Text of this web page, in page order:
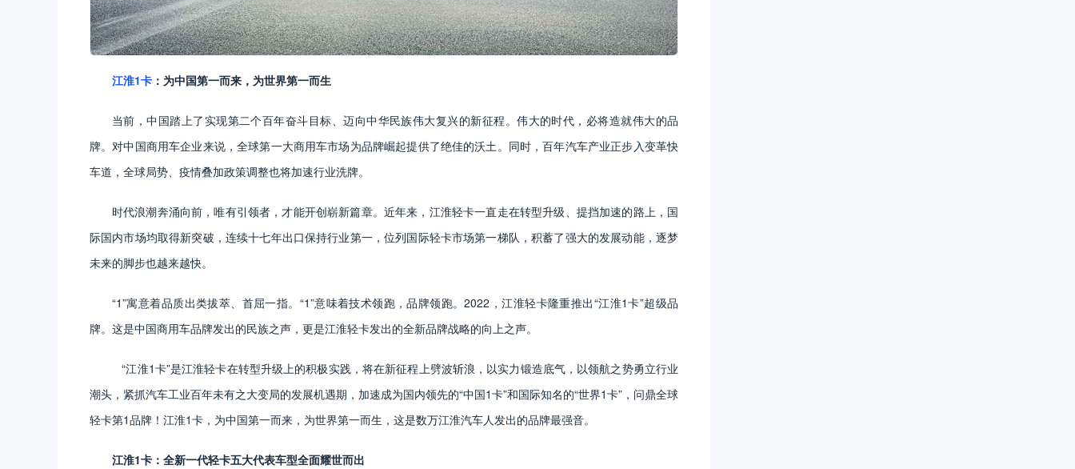
江淮1卡 ：为中国第一而来，为世界第一而生
当前，中国踏上了实现第二个百年奋斗目标、迈向中华民族伟大复兴的新征程。伟大的时代，必将造就伟大的品
牌。对中国商用车企业来说，全球第一大商用车市场为品牌崛起提供了绝佳的沃土。同时，百年汽车产业正步入变革快
车道，全球局势、疫情叠加政策调整也将加速行业洗牌。
时代浪潮奔涌向前，唯有引领者，才能开创崭新篇章。近年来，江淮轻卡一直走在转型升级、提挡加速的路上，国
际国内市场均取得新突破，连续十七年出口保持行业第一，位列国际轻卡市场第一梯队，积蓄了强大的发展动能，逐梦
未来的脚步也越来越快。
“1”寓意着品质出类拔萃、首屈一指。“1”意味着技术领跑，品牌领跑。2022，江淮轻卡隆重推出“江淮1卡”超级品
牌。这是中国商用车品牌发出的民族之声，更是江淮轻卡发出的全新品牌战略的向上之声。
“江淮1卡”是江淮轻卡在转型升级上的积极实践，将在新征程上劈波斩浪，以实力锻造底气，以领航之势勇立行业
潮头，紧抓汽车工业百年未有之大变局的发展机遇期，加速成为国内领先的“中国1卡”和国际知名的“世界1卡”，问鼎全球
轻卡第1品牌！江淮1卡，为中国第一而来，为世界第一而生，这是数万江淮汽车人发出的品牌最强音。
江淮1卡：全新一代轻卡五大代表车型全面耀世而出